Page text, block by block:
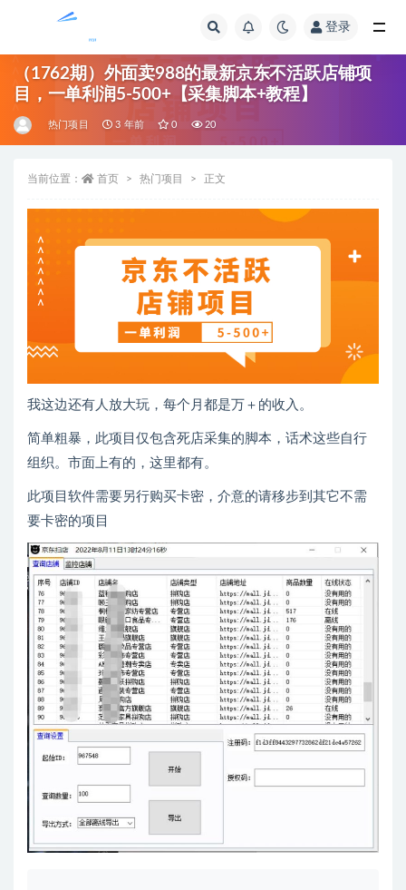
登录
（1762期）外面卖988的最新京东不活跃店铺项
目，一单利润5-500+【采集脚本+教程】
热门项目 3 年前 0 20
当前位置： 首页 热门项目 正文
我这边还有人放大玩，每个月都是万＋的收入。
简单粗暴，此项目仅包含死店采集的脚本，话术这些自行
组织。市面上有的，这里都有。
此项目软件需要另行购买卡密，介意的请移步到其它不需
要卡密的项目